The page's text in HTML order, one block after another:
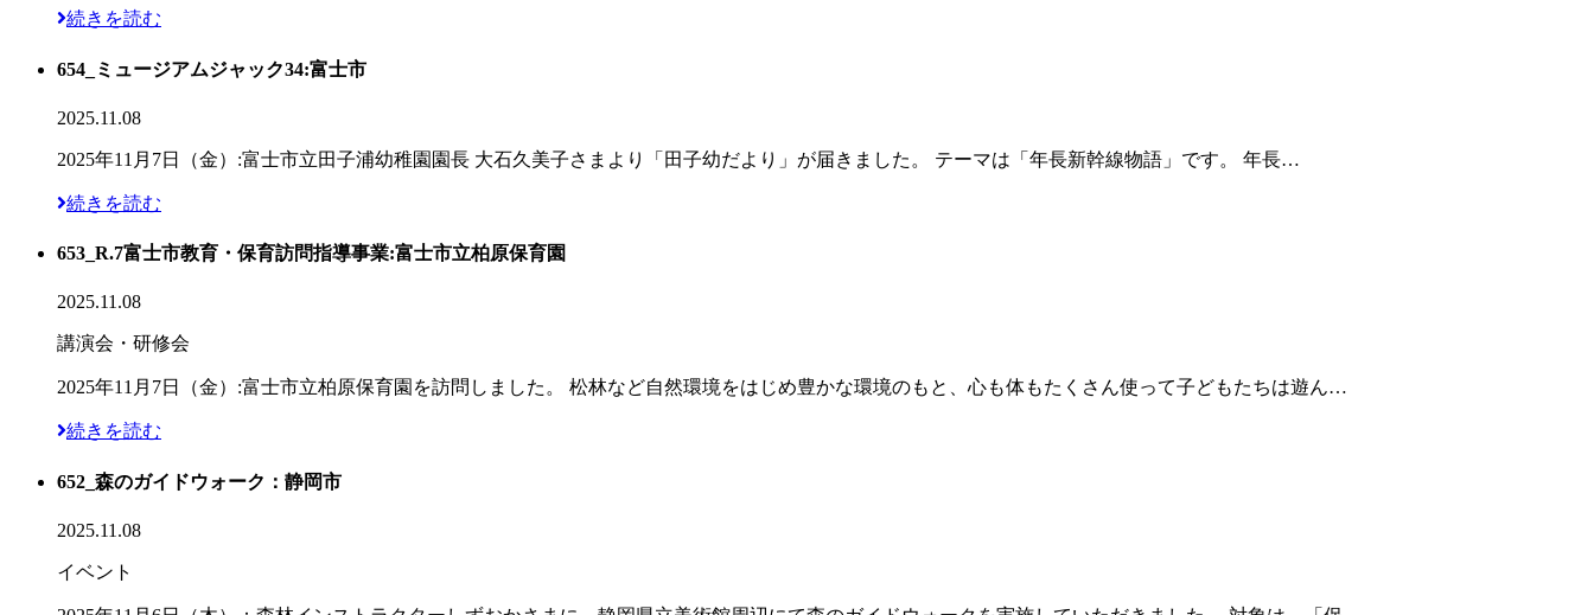
続きを読む
654_ミュージアムジャック34:富士市
2025.11.08
2025年11月7日（金）:富士市立田子浦幼稚園園長 大石久美子さまより「田子幼だより」が届きました。 テーマは「年長新幹線物語」です。 年長…
続きを読む
653_R.7富士市教育・保育訪問指導事業:富士市立柏原保育園
2025.11.08
講演会・研修会
2025年11月7日（金）:富士市立柏原保育園を訪問しました。 松林など自然環境をはじめ豊かな環境のもと、心も体もたくさん使って子どもたちは遊ん…
続きを読む
652_森のガイドウォーク：静岡市
2025.11.08
イベント